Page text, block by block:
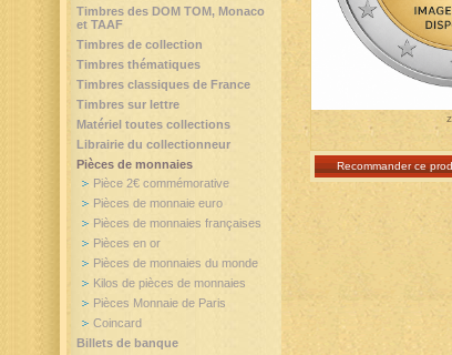
Recommander ce
Timbres des DOM TOM, Monaco
et TAAF
Timbres de collection
Timbres thématiques
Timbres classiques de France
Timbres sur lettre
Matériel toutes collections
Librairie du collectionneur
Pièces de monnaies
Pièce 2€ commémorative
Pièces de monnaie euro
Pièces de monnaies françaises
Pièces en or
Pièces de monnaies du monde
Kilos de pièces de monnaies
Pièces Monnaie de Paris
Coincard
Billets de banque